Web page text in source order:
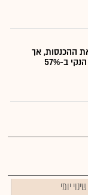
ההכנסות, אך
ב-57%
שינוי יומי